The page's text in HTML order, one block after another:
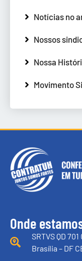
Notícias no
Nossos
Nossa
Movimento
Onde
SRTVS QD
Brasília – DF